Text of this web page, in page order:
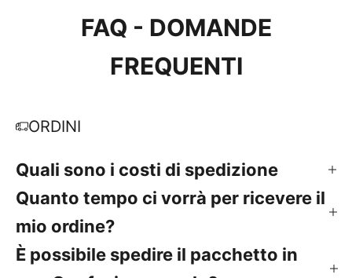
FAQ - DOMANDE
FREQUENTI
ORDINI
Quali sono i costi di spedizione
Quanto tempo ci vorrà per ricevere il
mio ordine?
È possibile spedire il pacchetto in